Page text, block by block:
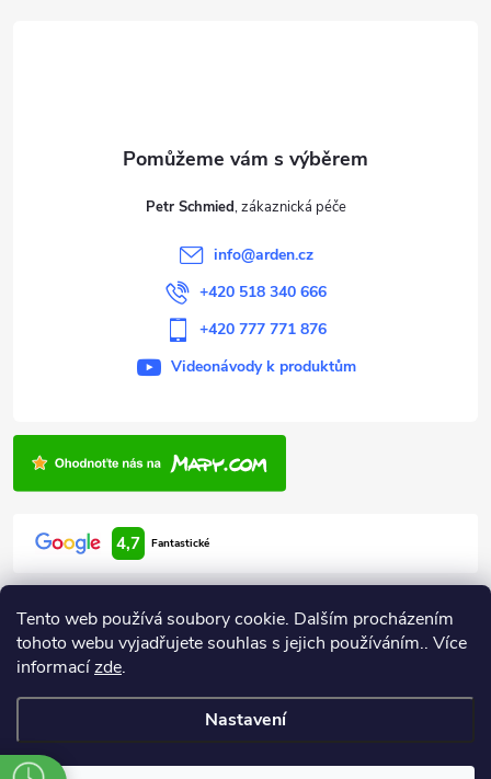
Tento web používá soubory cookie. Dalším procházením
tohoto webu vyjadřujete souhlas s jejich používáním.. Více
informacízde.
Nastavení
Petr Schmied
info@arden.cz
+420 518 340 666
+420 777 771 876
Videonávody k produktům
4,7 Fantastické
Copyright 2026ARDEN HODONÍN. Všechna práva vyhrazena.